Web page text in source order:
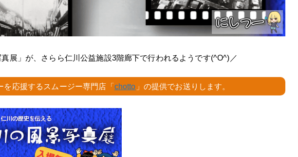
真展」が、さらら仁川公益施設3階廊下で行われるようです(^O^)／
を応援するスムージー専門店「chotto 」の提供でお送りします。